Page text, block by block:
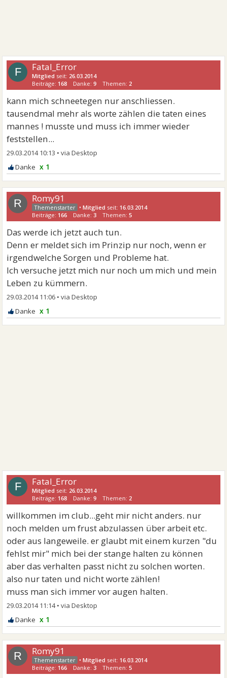
F Fatal_Error
Mitglied seit: 26.03.2014
Beiträge: 168 Danke:9 Themen: 2
kann mich schneetegen nur anschliessen.
tausendmal mehr als worte zählen die taten eines
mannes ! musste und muss ich immer wieder
feststellen...
29.03.2014 10:13 •
x 1
R Romy91
•Mitglied seit: 16.03.2014
Beiträge: 166 Danke: 3 Themen: 5
Das werde ich jetzt auch tun.
Denn er meldet sich im Prinzip nur noch, wenn er
irgendwelche Sorgen und Probleme hat.
Ich versuche jetzt mich nur noch um mich und mein
Leben zu kümmern.
29.03.2014 11:06 •
x 1
F Fatal_Error
Mitglied seit: 26.03.2014
Beiträge: 168 Danke:9 Themen: 2
willkommen im club...geht mir nicht anders. nur
noch melden um frust abzulassen über arbeit etc.
oder aus langeweile. er glaubt mit einem kurzen "du
fehlst mir" mich bei der stange halten zu können
aber das verhalten passt nicht zu solchen worten.
also nur taten und nicht worte zählen!
muss man sich immer vor augen halten.
29.03.2014 11:14•
x 1
R Romy91
•Mitglied seit: 16.03.2014
Beiträge: 166 Danke: 3 Themen: 5